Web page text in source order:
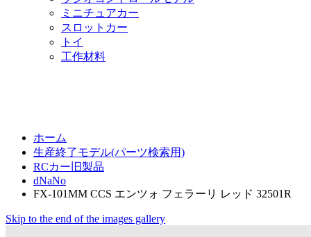
ミニチュアカー
スロットカー
トイ
工作材料
ホーム
生産終了モデル(パーツ検索用)
RCカー旧製品
dNaNo
FX-101MM CCS エンツォ フェラーリ レッド 32501R
Skip to the end of the images gallery